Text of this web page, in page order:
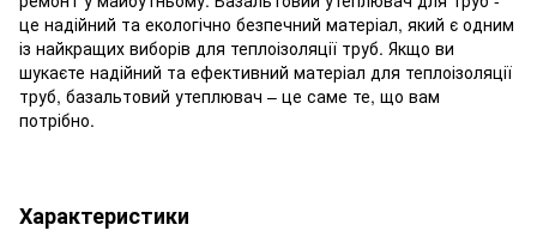
це надійний та екологічно безпечний матеріал, який є одним
із найкращих виборів для теплоізоляції труб. Якщо ви
шукаєте надійний та ефективний матеріал для теплоізоляції
труб, базальтовий утеплювач – це саме те, що вам
потрібно.
Характеристики